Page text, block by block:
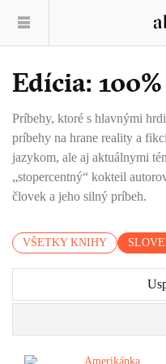
Edícia: 100%
Príbehy, ktoré s hlavnými
príbehy na hrane reality a
jazykom, ale aj aktuálnymi
„stopercentný“ kokteil
človek a jeho silný príbeh.
VŠETKY KNIHY